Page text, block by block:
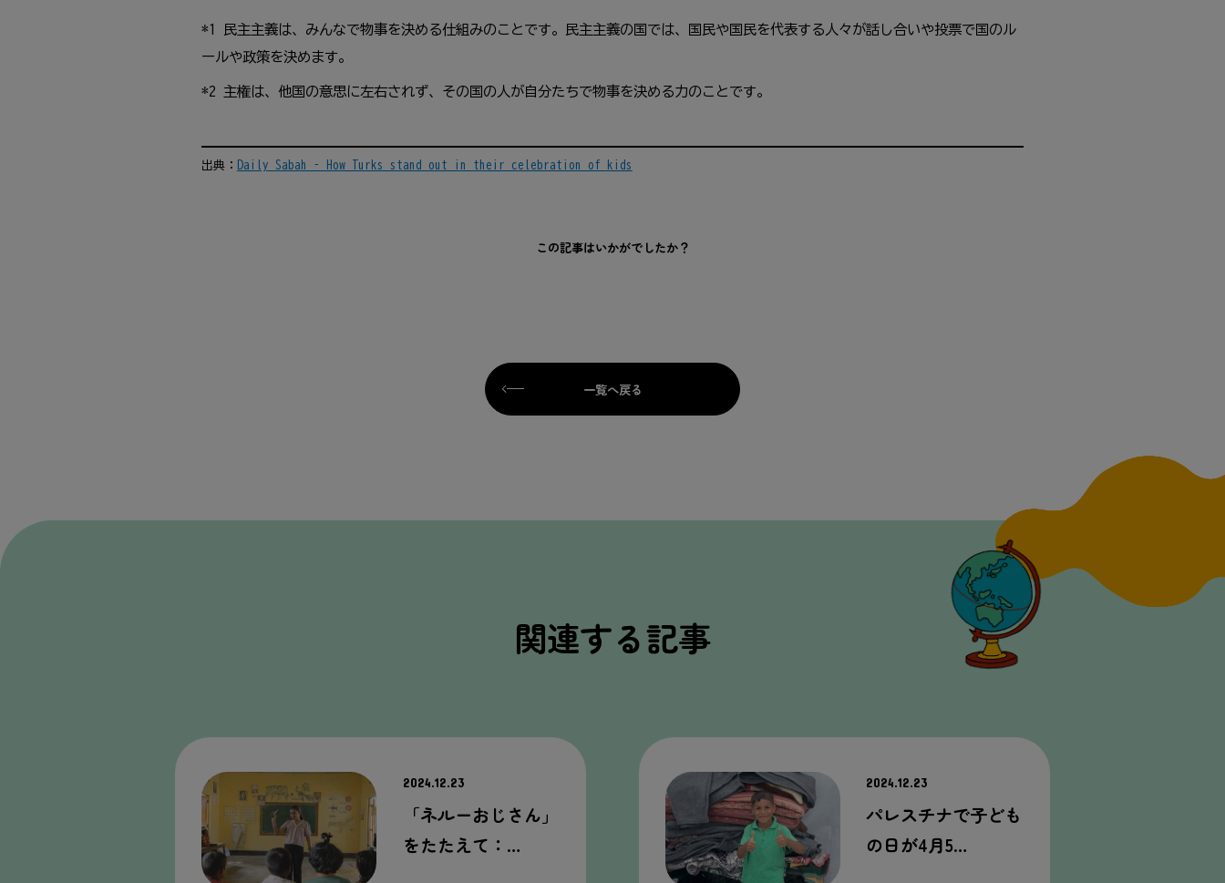
*1 民主主義は、みんなで物事を決める仕組みのことです。民主主義の国では、国民や国民を代表する人々が話し合いや投票で国のル
ールや政策を決めます。
*2 主権は、他国の意思に左右されず、その国の人が自分たちで物事を決める力のことです。
出典： Daily Sabah – How Turks stand out in their celebration of kids
この記事はいかがでしたか？
一覧へ戻る
関連する記事
2024.12.23
「ネルーおじさん」
をたたえて：…
2024.12.23
パレスチナで子ども
の日が4月5…